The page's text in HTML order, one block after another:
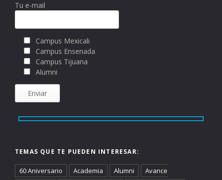
Tu e-mail
Campus Mexicali
Campus Ensenada
Campus Tijuana
Alumni
TEMAS QUE TE PUEDEN INTERESAR:
60 Aniversario Academia Alumni
Avance